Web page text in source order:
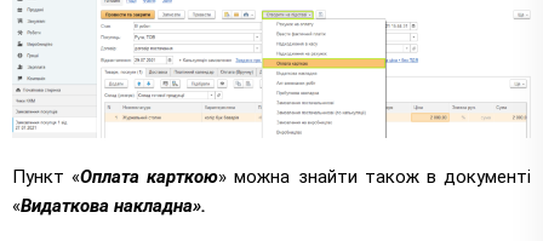
Пункт «Оплата карткою» можна знайти також в документі
«Видаткова накладна».